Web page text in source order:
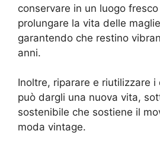
conservare in un luogo
prolungare la vita delle
garantendo che restino
anni.
Inoltre, riparare e riutilizzare
può dargli una nuova vita,
sostenibile che sostiene il
moda vintage.